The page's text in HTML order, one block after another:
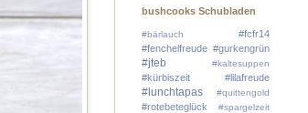
bushcooks Schubladen
#bärlauch
#fcfr14
#fenchelfreude #gurkengrün
#jteb #kaltesuppen
#kürbiszeit #lilafreude
#lunchtapas #quittengold
#rotebeteglück #spargelzeit